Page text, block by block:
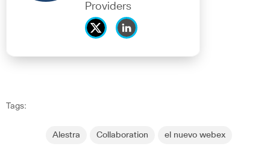
Providers
Tags:
Alestra Collaboration el nuevo webex